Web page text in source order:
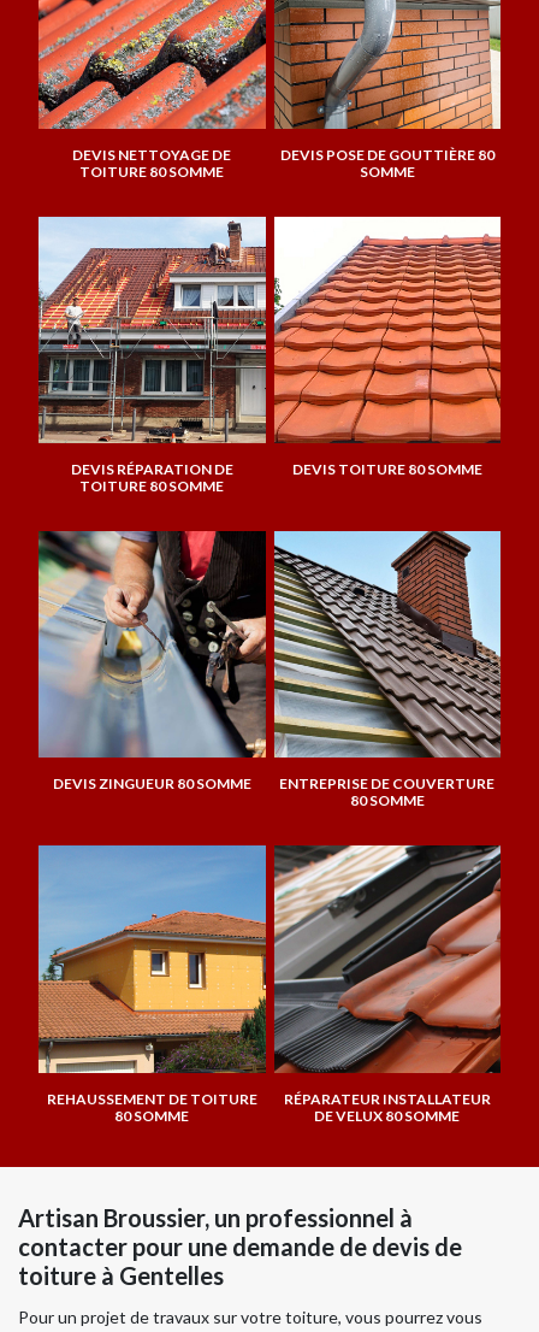
DEVIS NETTOYAGE DE
TOITURE 80 SOMME
DEVIS POSE DE GOUTTIÈRE 80
SOMME
DEVIS RÉPARATION DE
TOITURE 80 SOMME
DEVIS TOITURE 80 SOMME
DEVIS ZINGUEUR 80 SOMME
ENTREPRISE DE COUVERTURE
80 SOMME
REHAUSSEMENT DE TOITURE
80 SOMME
RÉPARATEUR INSTALLATEUR
DE VELUX 80 SOMME
Artisan Broussier, un professionnel à
contacter pour une demande de devis de
toiture à Gentelles
Pour un projet de travaux sur votre toiture, vous pourrez vous